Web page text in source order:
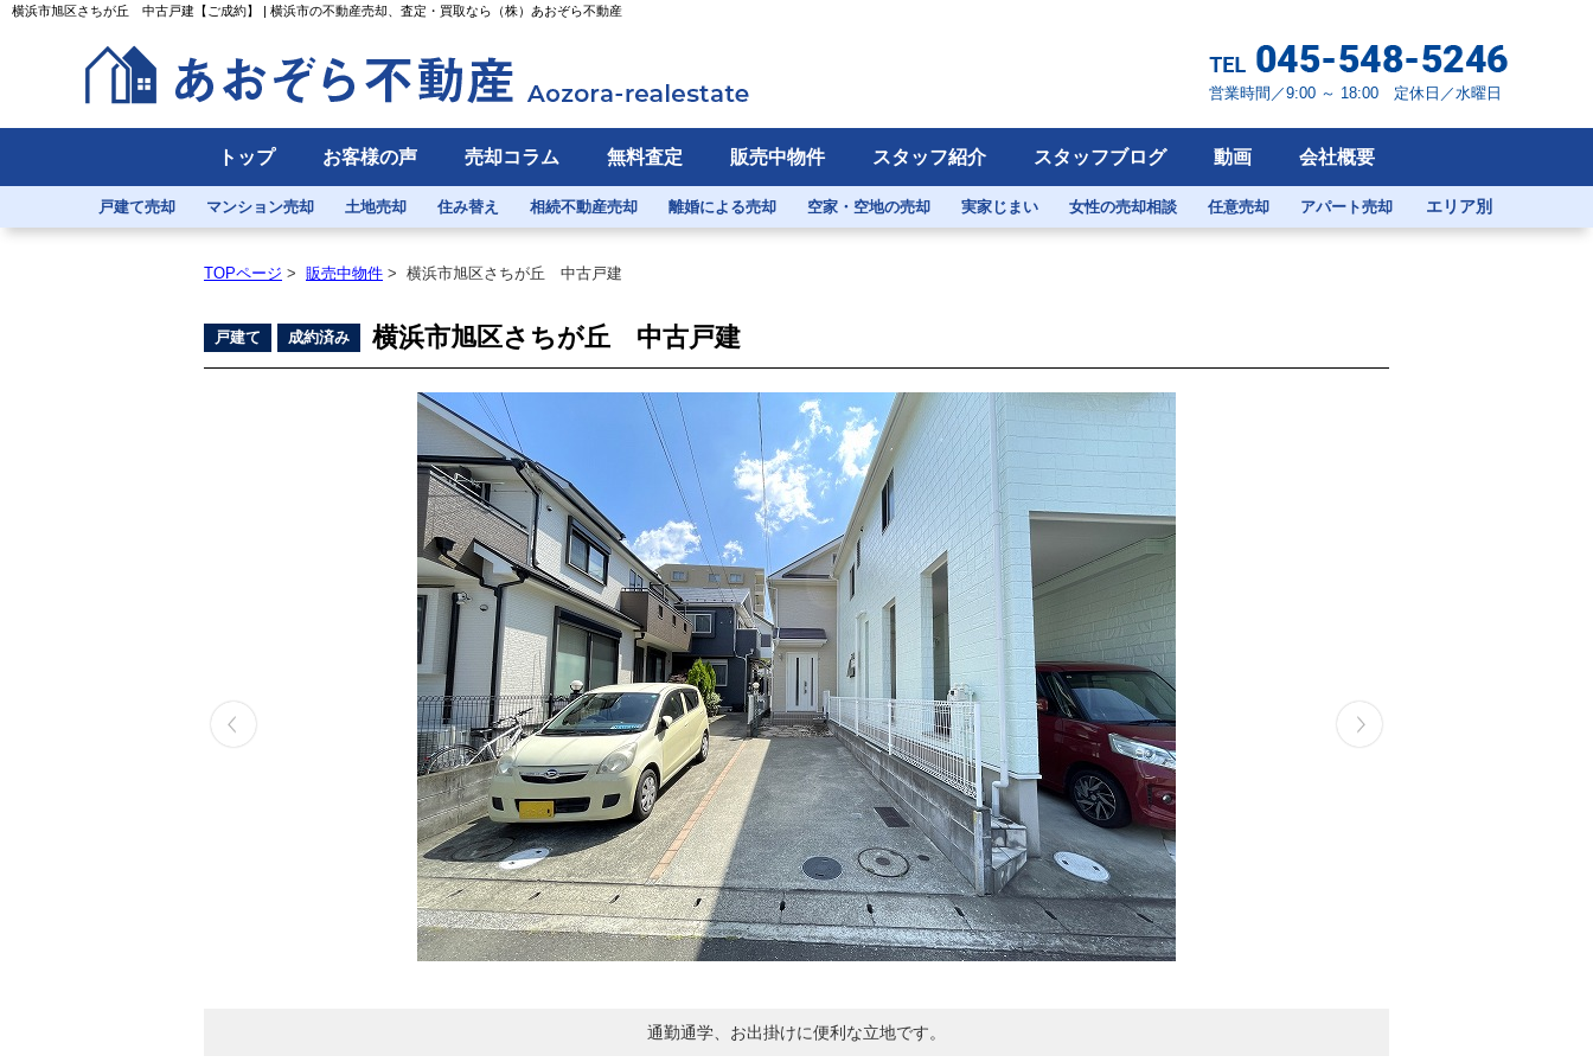
横浜市旭区さちが丘 中古戸建【ご成約】 | 横浜市の不動産売却、査定・買取なら（株）あおぞら不動産
営業時間／9:00 ～ 18:00 定休日／水曜日
トップ お客様の声 売却コラム 無料査定 販売中物件 スタッフ紹介 スタッフブログ 動画 会社概要
戸建て売却 マンション売却 土地売却 住み替え 相続不動産売却 離婚による売却 空家・空地の売却 実家じまい 女性の売却相談 任意売却 アパート売却 エリア別
TOPページ > 販売中物件 > 横浜市旭区さちが丘 中古戸建
戸建て 成約済み 横浜市旭区さちが丘 中古戸建
通勤通学、お出掛けに便利な立地です。